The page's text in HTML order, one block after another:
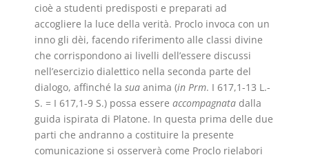
cioè a studenti predisposti e preparati ad
accogliere la luce della verità. Proclo invoca con un
inno gli dèi, facendo riferimento alle classi divine
che corrispondono ai livelli dell’essere discussi
nell’esercizio dialettico nella seconda parte del
dialogo, affinché la sua anima (in Prm. I 617,1-13 L.-
S. = I 617,1-9 S.) possa essere accompagnata dalla
guida ispirata di Platone. In questa prima delle due
parti che andranno a costituire la presente
comunicazione si osserverà come Proclo rielabori